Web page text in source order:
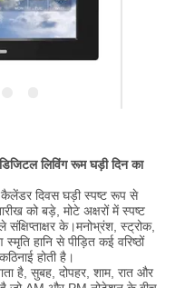
लिविंग रूम घड़ी दिन का
दिवस घड़ी स्पष्ट रूप से
को बड़े, मोटे अक्षरों में स्पष्ट
के।मनोभ्रंश, स्ट्रोक,
हानि से पीड़ित कई वरिष्ठों
होती है।
है, सुबह, दोपहर, शाम, रात और